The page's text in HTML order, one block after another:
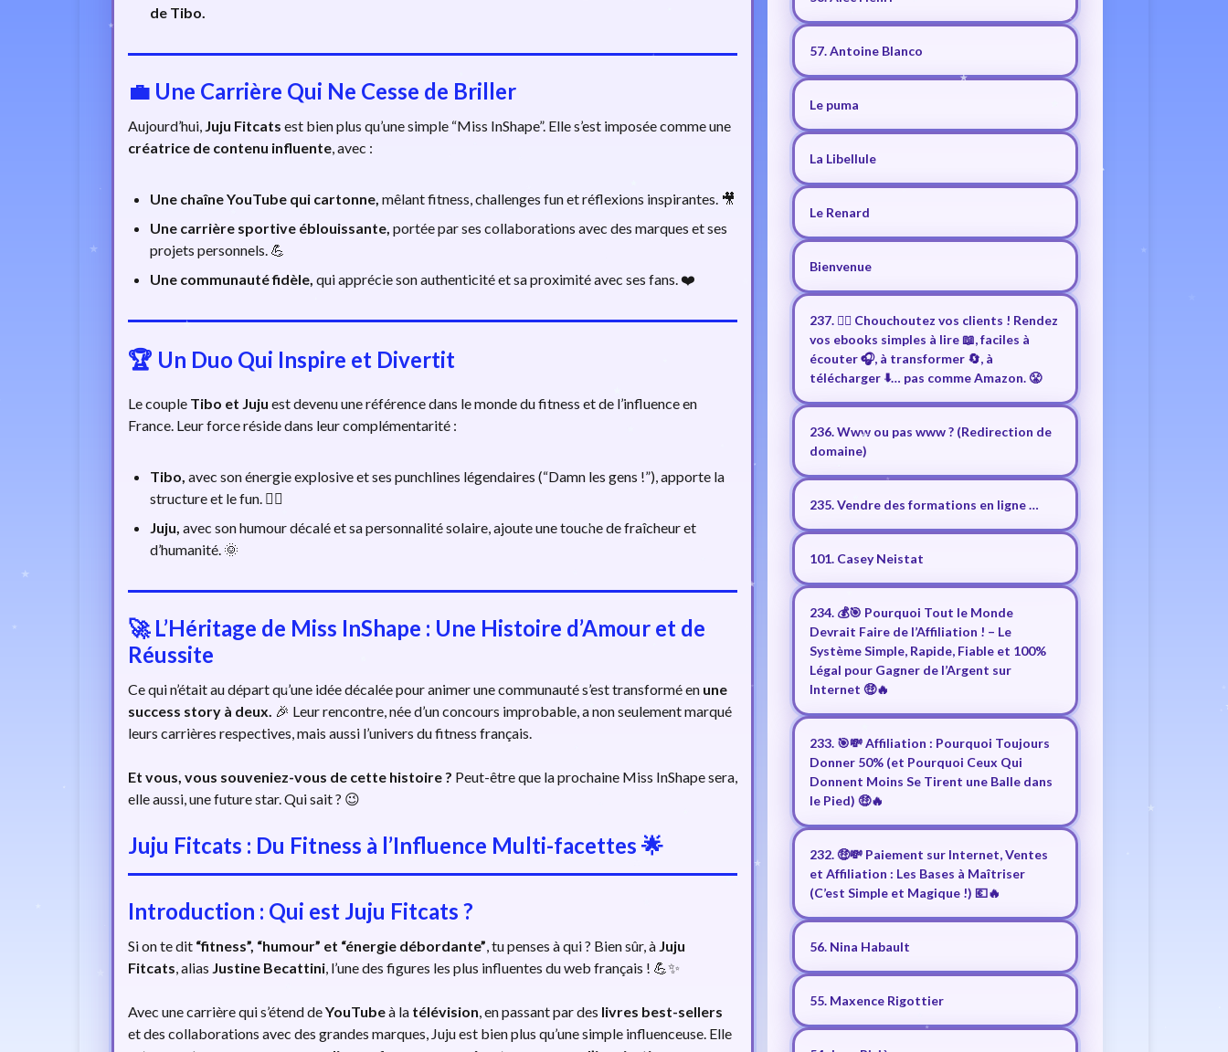
de Tibo.
💼 Une Carrière Qui Ne Cesse de Briller
Aujourd’hui, Juju Fitcats est bien plus qu’une simple “Miss InShape”. Elle s’est imposée comme une
créatrice de contenu influente, avec :
Une chaîne YouTube qui cartonne, mêlant fitness, challenges fun et réflexions inspirantes. 🎥
Une carrière sportive éblouissante, portée par ses collaborations avec des marques et ses
projets personnels. 💪
Une communauté fidèle, qui apprécie son authenticité et sa proximité avec ses fans. ❤️
🏆 Un Duo Qui Inspire et Divertit
Le couple Tibo et Juju est devenu une référence dans le monde du fitness et de l’influence en
France. Leur force réside dans leur complémentarité :
Tibo, avec son énergie explosive et ses punchlines légendaires (“Damn les gens !”), apporte la
structure et le fun. 🏋️‍♂️
Juju, avec son humour décalé et sa personnalité solaire, ajoute une touche de fraîcheur et
d’humanité. 🌞
🚀 L’Héritage de Miss InShape : Une Histoire d’Amour et de
Réussite
Ce qui n’était au départ qu’une idée décalée pour animer une communauté s’est transformé en une
success story à deux. 🎉 Leur rencontre, née d’un concours improbable, a non seulement marqué
leurs carrières respectives, mais aussi l’univers du fitness français.
Et vous, vous souveniez-vous de cette histoire ? Peut-être que la prochaine Miss InShape sera,
elle aussi, une future star. Qui sait ? 😉
Juju Fitcats : Du Fitness à l’Influence Multi-facettes 🌟
Introduction : Qui est Juju Fitcats ?
Si on te dit “fitness”, “humour” et “énergie débordante”, tu penses à qui ? Bien sûr, à Juju
Fitcats, alias Justine Becattini, l’une des figures les plus influentes du web français ! 💪✨
Avec une carrière qui s’étend deYouTubeà la télévision, en passant par des livres best-sellers
et des collaborations avec des grandes marques, Juju est bien plus qu’une simple influenceuse. Elle
57. Antoine Blanco
Le puma
La Libellule
Le Renard
Bienvenue
237. ❤️‍🔥 Chouchoutez vos clients ! Rendez
vos ebooks simples à lire 📖, faciles à
écouter 🎧, à transformer 🔄, à
télécharger ⬇️… pas comme Amazon. 😤
236. Www ou pas www ? (Redirection de
domaine)
235. Vendre des formations en ligne …
101. Casey Neistat
234. 💰🎯 Pourquoi Tout le Monde
Devrait Faire de l’Affiliation ! – Le
Système Simple, Rapide, Fiable et 100%
Légal pour Gagner de l’Argent sur
Internet 🤑🔥
233. 🎯💸 Affiliation : Pourquoi Toujours
Donner 50% (et Pourquoi Ceux Qui
Donnent Moins Se Tirent une Balle dans
le Pied) 🤑🔥
232. 🤑💸 Paiement sur Internet, Ventes
et Affiliation : Les Bases à Maîtriser
(C’est Simple et Magique !) 💶🔥
56. Nina Habault
55. Maxence Rigottier